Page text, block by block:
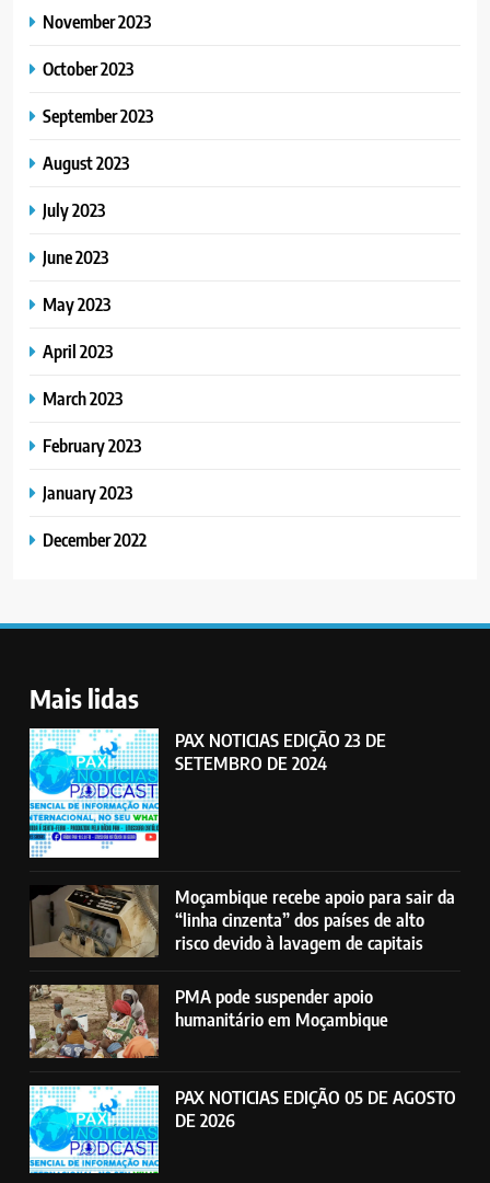
November 2023
October 2023
September 2023
August 2023
July 2023
June 2023
May 2023
April 2023
March 2023
February 2023
January 2023
December 2022
Mais lidas
PAX NOTICIAS EDIÇÃO 23 DE
SETEMBRO DE 2024
Moçambique recebe apoio para sair da
“linha cinzenta” dos países de alto
risco devido à lavagem de capitais
PMA pode suspender apoio
humanitário em Moçambique
PAX NOTICIAS EDIÇÃO 05 DE AGOSTO
DE 2026